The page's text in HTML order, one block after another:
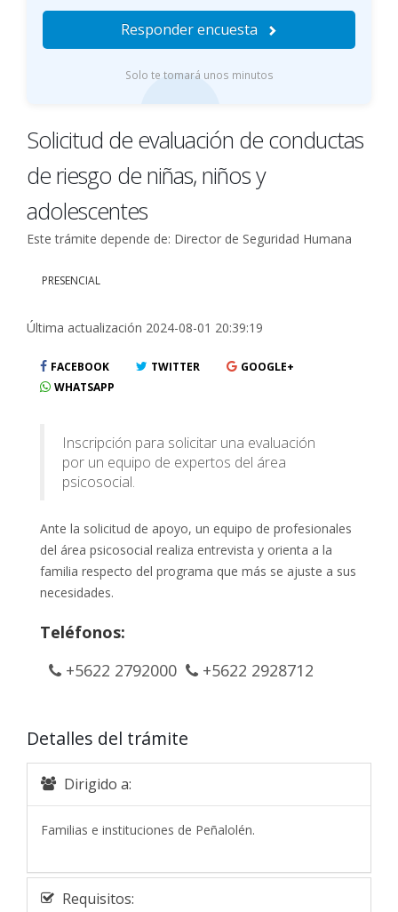
Responder encuesta
Solo te tomará unos minutos
Solicitud de evaluación de conductas
de riesgo de niñas, niños y
adolescentes
Este trámite depende de: Director de Seguridad Humana
PRESENCIAL
Última actualización 2024-08-01 20:39:19
FACEBOOK TWITTER
GOOGLE+
WHATSAPP
Inscripción para solicitar una evaluación
por un equipo de expertos del área
psicosocial.
Ante la solicitud de apoyo, un equipo de profesionales
del área psicosocial realiza entrevista y orienta a la
familia respecto del programa que más se ajuste a sus
necesidades.
Teléfonos:
+5622 2792000
+5622 2928712
Detalles del trámite
Dirigido a:
Familias e instituciones de Peñalolén.
Requisitos: